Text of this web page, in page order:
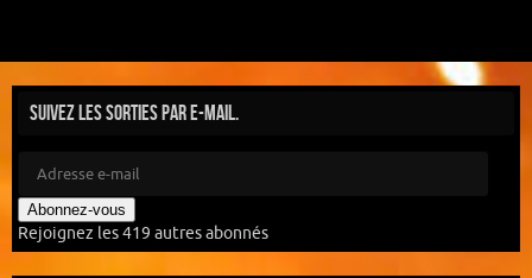
Suivez les sorties par e-mail.
Abonnez-vous
Rejoignez les 419 autres abonnés